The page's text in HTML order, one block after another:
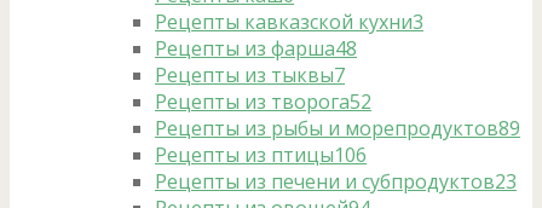
Рецепты кавказской кухни3
Рецепты из фарша48
Рецепты из тыквы7
Рецепты из творога52
Рецепты из рыбы и морепродуктов89
Рецепты из птицы106
Рецепты из печени и субпродуктов23